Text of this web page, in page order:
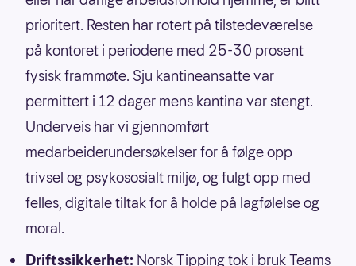
prioritert. Resten har rotert på tilstedeværelse
på kontoret i periodene med 25-30 prosent
fysisk frammøte. Sju kantineansatte var
permittert i 12 dager mens kantina var stengt.
Underveis har vi gjennomført
medarbeiderundersøkelser for å følge opp
trivsel og psykososialt miljø, og fulgt opp med
felles, digitale tiltak for å holde på lagfølelse og
moral.
Driftssikkerhet: Norsk Tipping tok i bruk Teams